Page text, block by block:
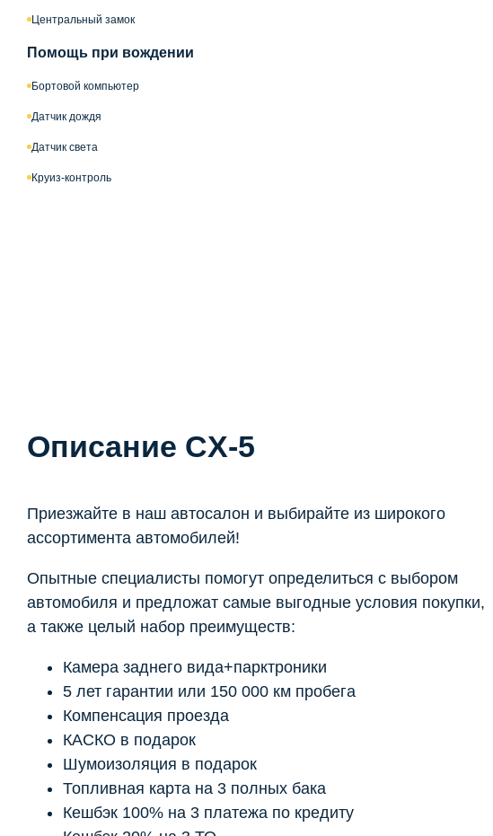
Центральный замок
Помощь при вождении
Бортовой компьютер
Датчик дождя
Датчик света
Круиз-контроль
Описание CX-5
Приезжайте в наш автосалон и выбирайте из широкого
ассортимента автомобилей!
Опытные специалисты помогут определиться с выбором
автомобиля и предложат самые выгодные условия покупки,
а также целый набор преимуществ:
Камера заднего вида+парктроники
5 лет гарантии или 150 000 км пробега
Компенсация проезда
КАСКО в подарок
Шумоизоляция в подарок
Топливная карта на 3 полных бака
Кешбэк 100% на 3 платежа по кредиту